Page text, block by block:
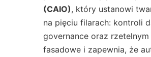
(CAIO), który ustanowi
na pięciu filarach: kontroli
governance oraz
fasadowe i zapewnia, że